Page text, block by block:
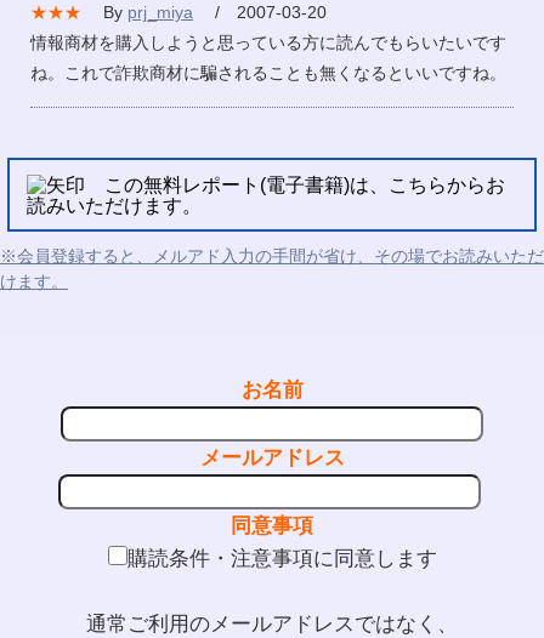
★★★ By prj_miya
/ 2007-03-20
情報商材を購入しようと思っている方に読んでもらいたいです
ね。これで詐欺商材に騙されることも無くなるといいですね。
この無料レポート(電子書籍)は、こちらからお
読みいただけます。
※会員登録すると、メルアド入力の手間が省け、その場でお読みいただ
けます。
お名前
メールアドレス
同意事項
購読条件・注意事項に同意します
通常ご利用のメールアドレスではなく、